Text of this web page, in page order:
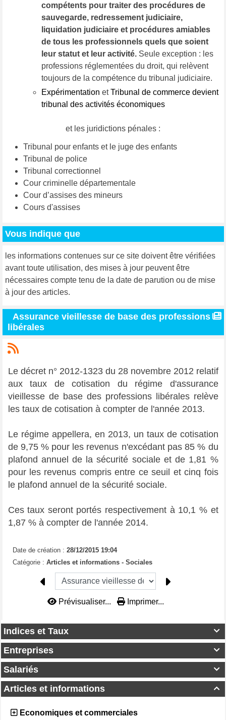

Indices et Taux

Entreprises

Salariés

Articles et informations
Economiques et commerciales
compétents pour traiter des procédures de
sauvegarde, redressement judiciaire,
liquidation judiciaire et procédures amiables
de tous les professionnels quels que soient
leur statut et leur activité.Seule exception : les
professions réglementées du droit, qui relèvent
toujours de la compétence du tribunal judiciaire.
Expérimentation etTribunal de commerce devient
tribunal des activités économiques
et les juridictions pénales :
Tribunal pour enfants et le juge des enfants
Tribunal de police
Tribunal correctionnel
Cour criminelle départementale
Cour d’assises des mineurs
Cours d'assises
Vous indique que
les informations contenues sur ce site doivent être vérifiées
avant toute utilisation, des mises à jour peuvent être
nécessaires compte tenu de la date de parution ou de mise
à jour des articles.
Assurance vieillesse de base des professions
libérales
Le décret n° 2012-1323 du 28 novembre 2012 relatif
aux taux de cotisation du régime d'assurance
vieillesse de base des professions libérales relève
les taux de cotisation à compter de l'année 2013.
Le régime appellera, en 2013, un taux de cotisation
de 9,75 % pour les revenus n'excédant pas 85 % du
plafond annuel de la sécurité sociale et de 1,81 %
pour les revenus compris entre ce seuil et cinq fois
le plafond annuel de la sécurité sociale.
Ces taux seront portés respectivement à 10,1 % et
1,87 % à compter de l'année 2014.
Date de création : 28/12/2015 19:04
Catégorie : Articles et informations - Sociales
Prévisualiser... Imprimer...